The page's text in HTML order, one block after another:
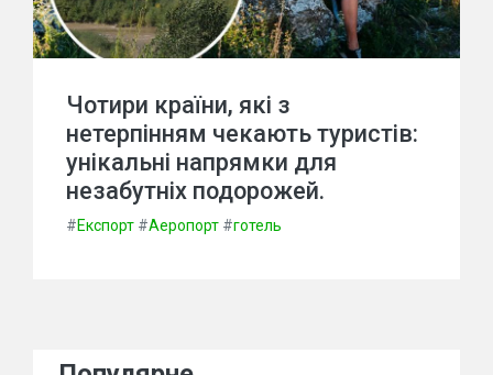
Чотири країни, які з
нетерпінням чекають туристів:
унікальні напрямки для
незабутніх подорожей.
#Експорт #Аеропорт #готель